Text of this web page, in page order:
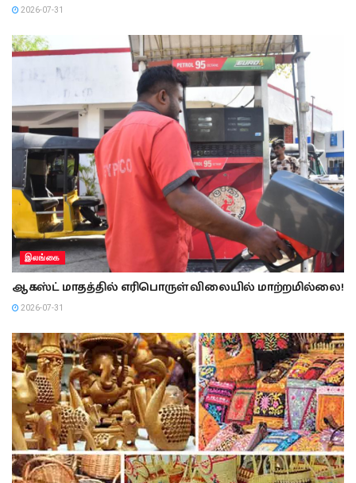
2026-07-31
இலங்கை
ஆகஸ்ட் மாதத்தில் எரிபொருள் விலையில் மாற்றமில்லை!
2026-07-31